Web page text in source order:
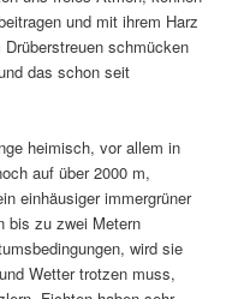
und mit ihrem Harz
schmücken
das schon seit
heimisch, vor allem in
auf über 2000 m,
einhäusiger immergrüner
bis zu zwei Metern
wird sie
Wetter trotzen muss,